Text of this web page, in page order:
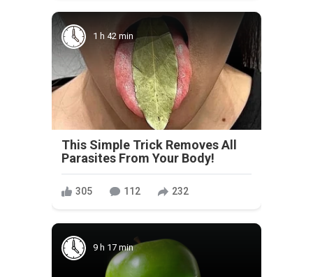
1 h 42 min
This Simple Trick Removes All
Parasites From Your Body!
305 112 232
9 h 17 min